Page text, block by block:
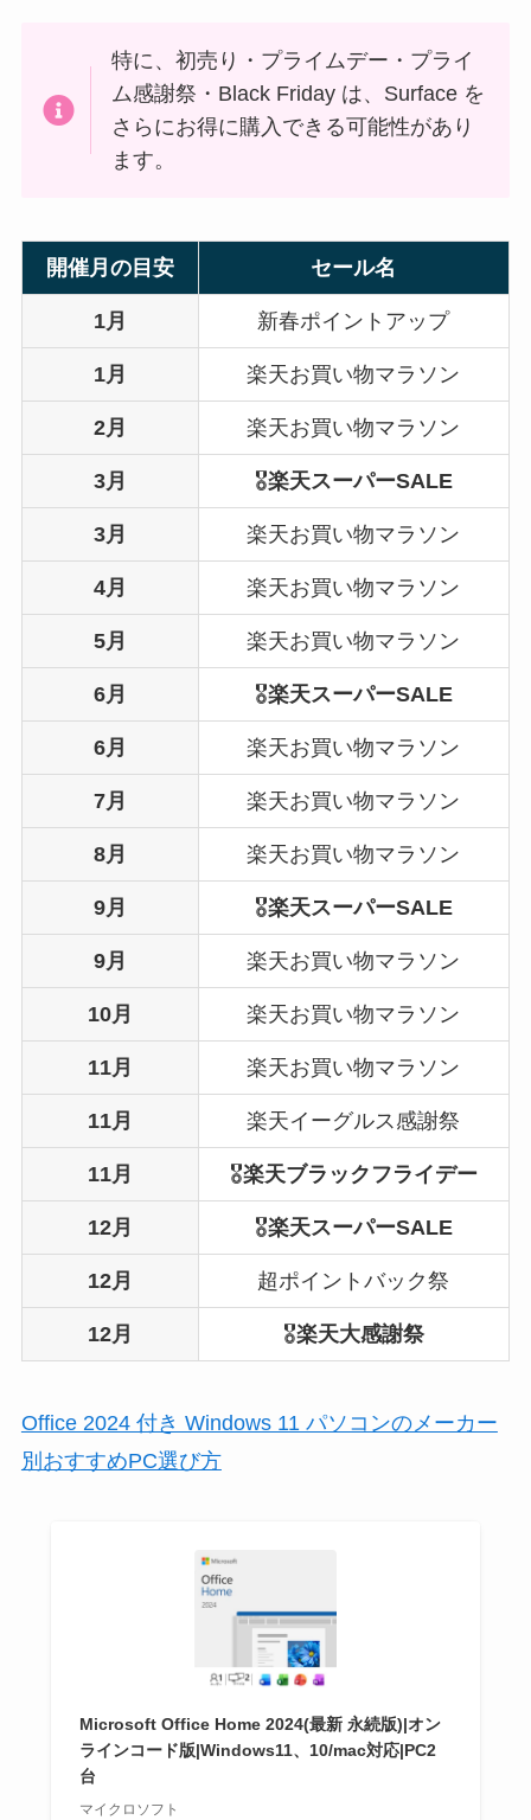
特に、初売り・プライムデー・プライ
ム感謝祭・Black Friday は、Surface を
さらにお得に購入できる可能性があり
ます。
開催月の目安 セール名
1月 新春ポイントアップ
1月 楽天お買い物マラソン
2月 楽天お買い物マラソン
3月 🎖️楽天スーパーSALE
3月 楽天お買い物マラソン
4月 楽天お買い物マラソン
5月 楽天お買い物マラソン
6月 🎖️楽天スーパーSALE
6月 楽天お買い物マラソン
7月 楽天お買い物マラソン
8月 楽天お買い物マラソン
9月 🎖️楽天スーパーSALE
9月 楽天お買い物マラソン
10月 楽天お買い物マラソン
11月 楽天お買い物マラソン
11月 楽天イーグルス感謝祭
11月 🎖️楽天ブラックフライデー
12月 🎖️楽天スーパーSALE
12月 超ポイントバック祭
12月 🎖️楽天大感謝祭
Office 2024 付き Windows 11 パソコンのメーカー
別おすすめPC選び方
Microsoft Office Home 2024(最新 永続版)|オン
ラインコード版|Windows11、10/mac対応|PC2
台
マイクロソフト